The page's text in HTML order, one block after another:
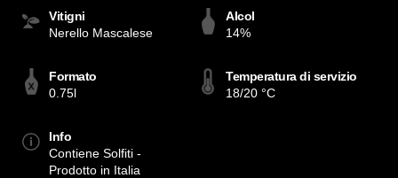
Vitigni
Nerello Mascalese
Alcol
14%
Formato
0.75l
Temperatura di servizio
18/20 °C
Info
Contiene Solfiti -
Prodotto in Italia